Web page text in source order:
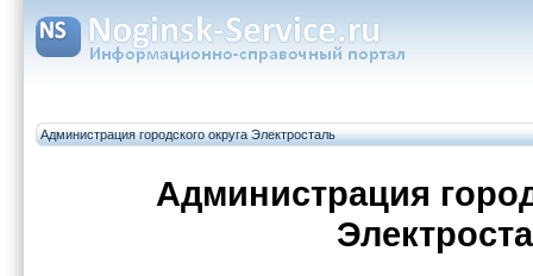
Администрация городского округа Электросталь
Администрация